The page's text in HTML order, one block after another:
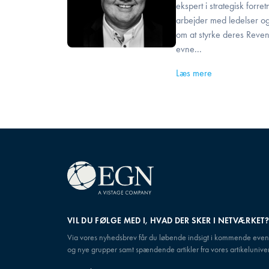
ekspert i strategisk
arbejder med ledelser
om at styrke deres
evne...
Læs mere
VIL DU FØLGE MED I, HVAD DER SKER I NETVÆRKET?
Via vores nyhedsbrev får du løbende indsigt i kommende
og nye grupper samt spændende artikler fra vores